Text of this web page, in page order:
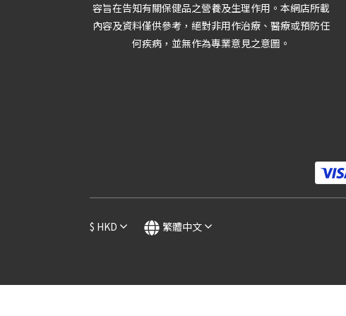
容旨在告知有關保健品之營養及生理作用。本網店所載
內容及資料僅供參考，絕對非用作治療、醫療或預防任
何疾病，並無作為專業意見之意圖。
$ HKD 繁體中文